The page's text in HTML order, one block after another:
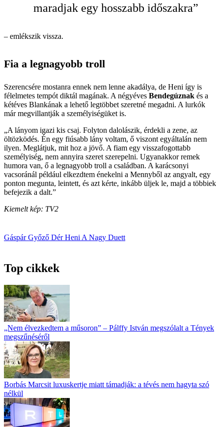
maradjak egy hosszabb időszakra”
– emlékszik vissza.
Fia a legnagyobb troll
Szerencsére mostanra ennek nem lenne akadálya, de Heni így is
félelmetes tempót diktál magának. A négyéves Bendegúznak és a
kétéves Blankának a lehető legtöbbet szeretné megadni. A lurkók
már megvillantják a személyiségüket is.
„A lányom igazi kis csaj. Folyton dalolászik, érdekli a zene, az
öltözködés. Én egy fiúsabb lány voltam, ő viszont egyáltalán nem
ilyen. Meglátjuk, mit hoz a jövő. A fiam egy visszafogottabb
személyiség, nem annyira szeret szerepelni. Ugyanakkor remek
humora van, ő a legnagyobb troll a családban. A karácsonyi
vacsoránál például elkezdtem énekelni a Mennyből az angyalt, egy
ponton megunta, leintett, és azt kérte, inkább üljek le, majd a többiek
befejezik a dalt.”
Kiemelt kép: TV2
Gáspár Győző Dér Heni A Nagy Duett
Top cikkek
„Nem élvezkedtem a műsoron” – Pálffy István megszólalt a Tények
megszűnéséről
Borbás Marcsit luxuskertje miatt támadják: a tévés nem hagyta szó
nélkül